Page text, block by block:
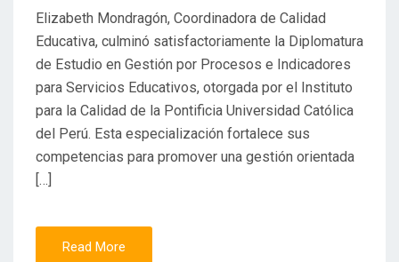
Elizabeth Mondragón, Coordinadora de Calidad
Educativa, culminó satisfactoriamente la Diplomatura
de Estudio en Gestión por Procesos e Indicadores
para Servicios Educativos, otorgada por el Instituto
para la Calidad de la Pontificia Universidad Católica
del Perú. Esta especialización fortalece sus
competencias para promover una gestión orientada
[…]
Read More